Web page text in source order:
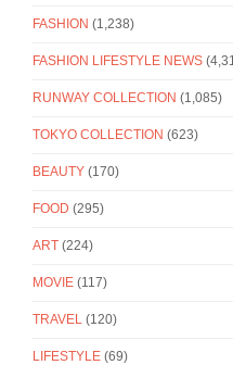
FASHION (1,238)
FASHION LIFESTYLE NEWS
RUNWAY COLLECTION (1,085)
TOKYO COLLECTION (623)
BEAUTY (170)
FOOD (295)
ART (224)
MOVIE (117)
TRAVEL (120)
LIFESTYLE (69)